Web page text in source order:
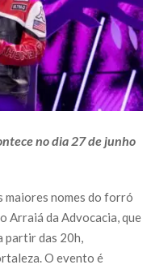
no dia 27 de junho
maiores nomes do forró
Arraiá da Advocacia, que
partir das 20h,
O evento é